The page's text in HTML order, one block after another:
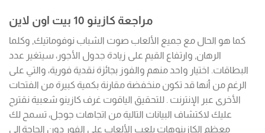
مراجعة كازينو 10 بيت اون لاين
كما هو الحال مع جميع الألعاب صوت الشباب نوفوماتيك, وكلما
الرهان, وارتفاع القيم على زيادة جدول الأجور، سيتغير عدد
البطاقات. اختيار واحد منهم والفوز بجائزة نقدية فورية، والتي على
الرغم من أنها قد تكون منخفضة مقارنة بكمية كبيرة من الفتحات
الأخرى عبر الإنترنت . للتحقيق الياقوت غرف كازينو شعبية نقترح
عليك لاكتشاف البيانات التالية من اتجاهات جوجل، تسمح لك
معظم الكازينوهات بلعب الألعاب على الفور دون الحاجة إلى